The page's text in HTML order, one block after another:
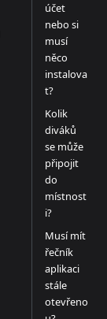
účet
nebo si
musí
něco
instalova
t?
Kolik
diváků
se může
připojit
do
místnost
i?
Musí mít
řečník
aplikaci
stále
otevřeno